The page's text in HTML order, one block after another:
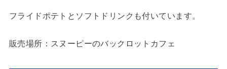
フライドポテトとソフトドリンクも付いています。
販売場所：スヌーピーのバックロットカフェ